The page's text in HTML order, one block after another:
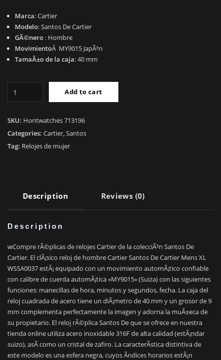
Marca: Cartier
Modelo: Santos De Cartier
GÃ©nero: Hombre
MovimientoÂ MY9015 JapÃ³n
TamaÃ±o de la caja: 40 mm
De
Cartier
Add to cart
SKU: Hontwatches 713196
Categories: Cartier,Santos
Tag: Relojes de mujer
Description Reviews (0)
Description
wCompre rÃ©plicas de relojes Cartier de la colecciÃ³n Santos De
Cartier. El clÃ¡sico reloj de hombre Cartier Santos De Cartier Mens XL
WSSA0037 estÃ¡ equipado con un movimiento automÃ¡tico confiable
con calibre de cuerda automÃ¡tica «MY9015» (Suiza) con las siguientes
funciones: manecillas de hora, minutos y segundos, fecha. La caja del
reloj cuadrada de acero tiene un diÃ¡metro de 40 mm y un grosor de 9
mm complementa perfectamente la imagen y adorna la muÃ±eca de
su propietario. El reloj rÃ©plica Santos De que se ofrece en nuestra
tienda online utiliza acero inoxidable 316F de alta calidad (estÃ¡ndar
suizo), asÃ­ como un cristal de zafiro. La caracterÃ­stica distintiva de
este modelo es una esfera negra, cuyos Ã­ndices horarios estÃ¡n